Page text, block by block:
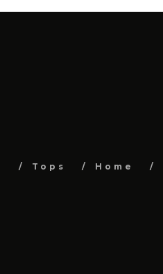
Tops Home